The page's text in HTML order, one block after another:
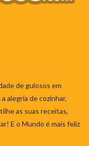
de gulosos em
alegria de cozinhar,
as suas receitas,
E o Mundo é mais feliz